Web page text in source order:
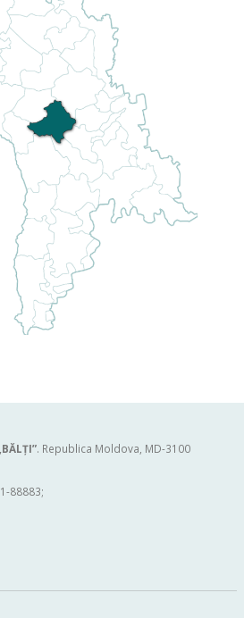
. Republica Moldova, MD-3100
88883;